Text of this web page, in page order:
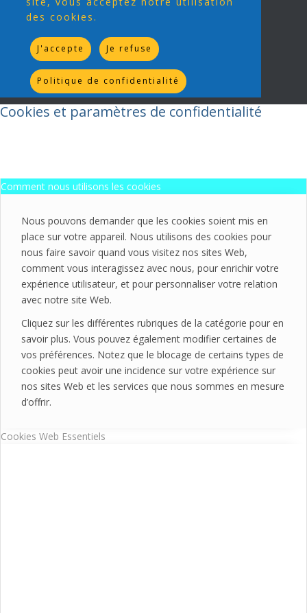
des cookies.
J'accepte Je refuse
Politique de confidentialité
Cookies et paramètres de confidentialité
Comment nous utilisons les cookies
Nous pouvons demander que les cookies soient mis en
place sur votre appareil. Nous utilisons des cookies pour
nous faire savoir quand vous visitez nos sites Web,
comment vous interagissez avec nous, pour enrichir votre
expérience utilisateur, et pour personnaliser votre relation
avec notre site Web.
Cliquez sur les différentes rubriques de la catégorie pour en
savoir plus. Vous pouvez également modifier certaines de
vos préférences. Notez que le blocage de certains types de
cookies peut avoir une incidence sur votre expérience sur
nos sites Web et les services que nous sommes en mesure
d’offrir.
Cookies Web Essentiels